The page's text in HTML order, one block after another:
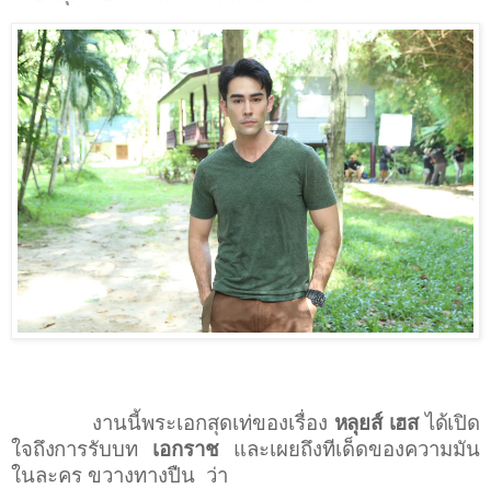
งานนี้พระเอกสุดเท่ของเรื่อง หลุยส์ เฮสได้เปิด
ใจถึงการรับบท เอกราช และเผยถึงทีเด็ดของความมัน
ในละคร ขวางทางปืน ว่า